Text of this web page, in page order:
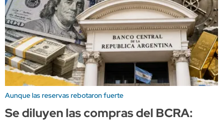
Aunque las reservas rebotaron fuerte
Se diluyen las compras del BCRA: